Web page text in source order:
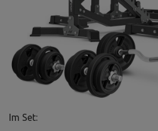
Im Set: